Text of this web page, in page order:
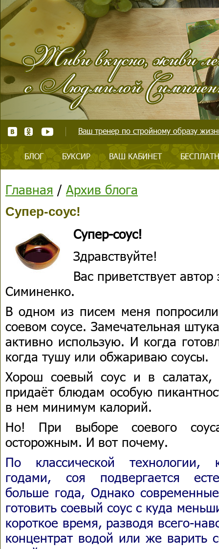
Ваш тренер по стройному образу
БЛОГ БУКСИР ВАШ КАБИНЕТ
Главная / Архив блога
Супер-соус!
Супер-соус!
Здравствуйте!
Вас приветствует
Симиненко.
В одном из писем меня
соевом соусе. Замечательная
активно использую. И когда
когда тушу или обжариваю соусы.
Хорош соевый соус и в салатах,
придаёт блюдам особую
в нем минимум калорий.
Но! При выборе соевого
осторожным. И вот почему.
По классической технологии,
годами, соя подвергается
больше года, Однако
готовить соевый соус с куда
короткое время, разводя всего-
концентрат водой или же варить